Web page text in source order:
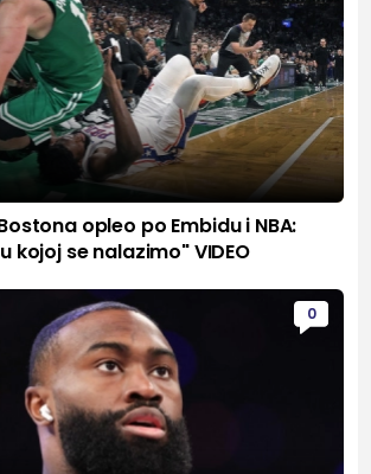
opleo po Embidu i NBA:
kojoj se nalazimo" VIDEO
0